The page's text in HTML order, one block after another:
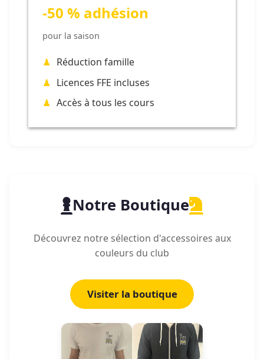
-50 % adhésion
pour la saison
Réduction famille
Licences FFE incluses
Accès à tous les cours
Notre Boutique
Découvrez notre sélection d'accessoires aux
couleurs du club
Visiter la boutique